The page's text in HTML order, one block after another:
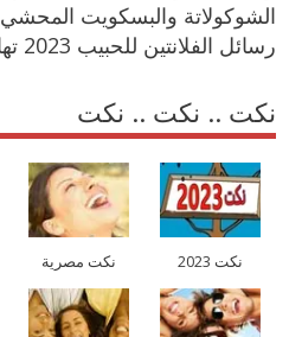
الشوكولاتة والبسكويت المحشي
رسائل الفلانتين للحبيب 2023 تهاني عيد حب سعيد للعشاق
نكت .. نكت .. نكت
نكت 2023 نكت مصرية